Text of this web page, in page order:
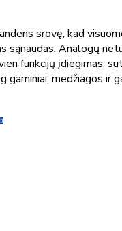
srovę, kad
sąnaudas. Analogų
funkcijų įdiegimas,
gaminiai, medžiagos ir